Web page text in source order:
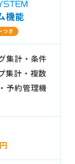
機能
つき
集計・条件
集計・複数
予約管理機
円